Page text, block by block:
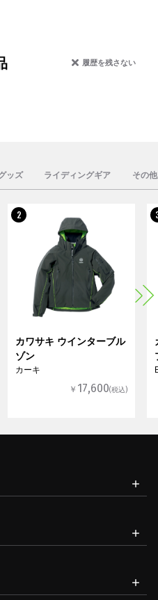
履歴を残さない
ッズ ライディングギア その
2
カワサキ ウインターブル
ゾン
カーキ
￥ 17,600(税込)